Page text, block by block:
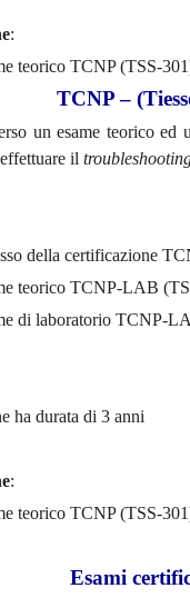
:
teorico TCNP (TSS-
TCNP –
un esame teorico
il
della certificazione
teorico TCNP-LAB
di laboratorio TCNP-
ha durata di 3 anni
:
teorico TCNP (TSS-
Esami